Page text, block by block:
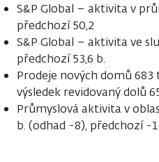
S&P Global – aktivita v
předchozí 50,2
S&P Global – aktivita ve
předchozí 53,6 b.
Prodeje nových domů 683
výsledek revidovaný dolů
Průmyslová aktivita v
b. (odhad -8), předchozí -